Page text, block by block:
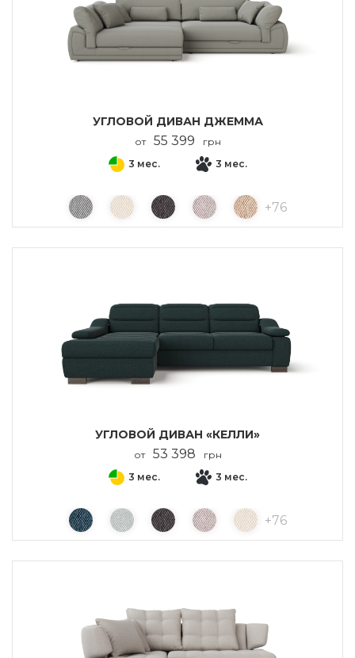
УГЛОВОЙ ДИВАН ДЖЕММА
от 55 399 грн
+76
3 мес. 3 мес.
УГЛОВОЙ ДИВАН «КЕЛЛИ»
от 53 398 грн
+76
3 мес. 3 мес.